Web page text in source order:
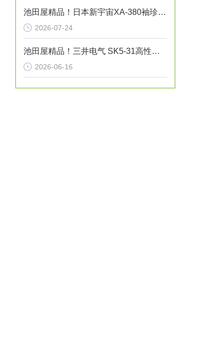
池田屋精品！日本新宇宙XA-380袖珍型可燃气体探测器
2026-07-24
池田屋精品！三井电气 SK5-31高性能单据打印机 参数介绍
2026-06-16